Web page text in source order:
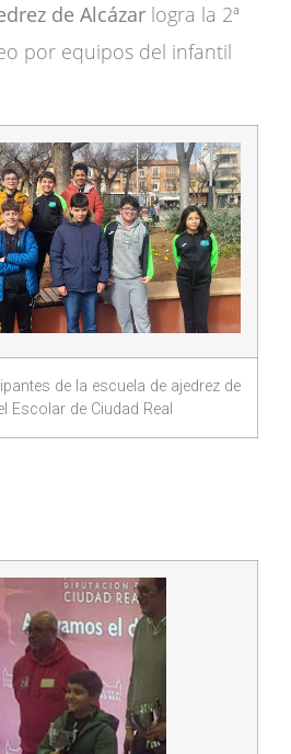
de Alcázar logra la 2ª
por equipos del infantil
de la escuela de ajedrez de
Escolar de Ciudad Real